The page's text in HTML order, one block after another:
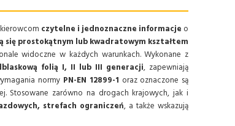
czytelne i jednoznaczne informacje o
się prostokątnym lub kwadratowym kształtem
widoczne w każdych warunkach. Wykonane z
folią I, II lub III generacji, zapewniają
normy PN-EN 12899-1 oraz oznaczone są
Stosowane zarówno na drogach krajowych, jak i
strefach ograniczeń, a także wskazują